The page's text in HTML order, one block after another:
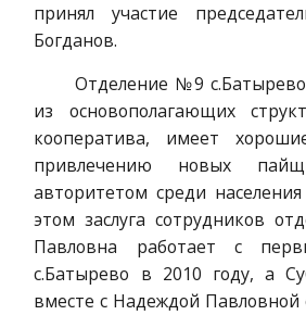
принял участие
Богданов.
Отделение №9
из основополагающих
кооператива, имеет
привлечению новых
авторитетом среди
этом заслуга сотрудников
Павловна работает с
с.Батырево в 2010 году, а
вместе с Надеждой